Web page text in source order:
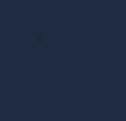
0